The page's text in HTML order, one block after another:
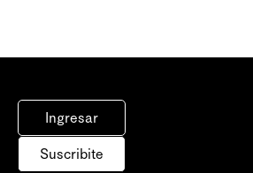
Ingresar
Suscribite